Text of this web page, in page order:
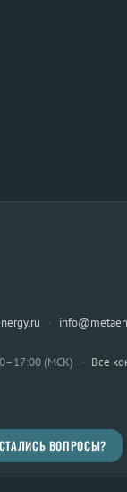
·
(МСК) · Все
ВОПРОСЫ?